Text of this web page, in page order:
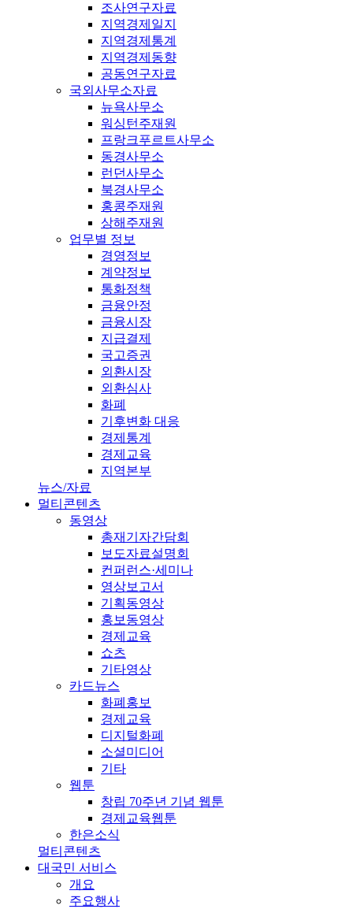
조사연구자료
지역경제일지
지역경제통계
지역경제동향
공동연구자료
국외사무소자료
뉴욕사무소
워싱턴주재원
프랑크푸르트사무소
동경사무소
런던사무소
북경사무소
홍콩주재원
상해주재원
업무별 정보
경영정보
계약정보
통화정책
금융안정
금융시장
지급결제
국고증권
외환시장
외환심사
화폐
기후변화 대응
경제통계
경제교육
지역본부
뉴스/자료
멀티콘텐츠
동영상
총재기자간담회
보도자료설명회
컨퍼런스·세미나
영상보고서
기획동영상
홍보동영상
경제교육
쇼츠
기타영상
카드뉴스
화폐홍보
경제교육
디지털화폐
소셜미디어
기타
웹툰
창립 70주년 기념 웹툰
경제교육웹툰
한은소식
멀티콘텐츠
대국민 서비스
개요
주요행사